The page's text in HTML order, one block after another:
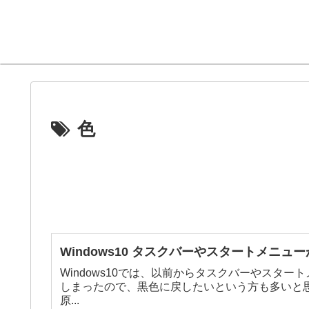
色
Windows10 タスクバーやスタートメニュ
Windows10では、以前からタスクバーやスター
しまったので、黒色に戻したいという方も多い
原...